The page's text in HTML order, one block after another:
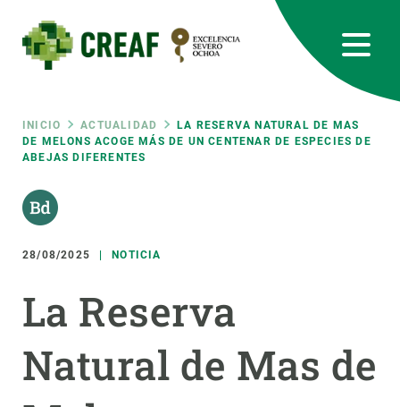
contenido
principal
Ruta
de
navegación
INICIO ACTUALIDAD
LA RESERVA NATURAL DE MAS
DE MELONS ACOGE MÁS DE UN CENTENAR DE ESPECIES DE
ABEJAS DIFERENTES
28/08/2025 NOTICIA
La Reserva
Natural de Mas de
RRSS
Featured
responsive
Responsive
menu
INVESTIGACIÓN
CIENCIA EN ACCIÓN